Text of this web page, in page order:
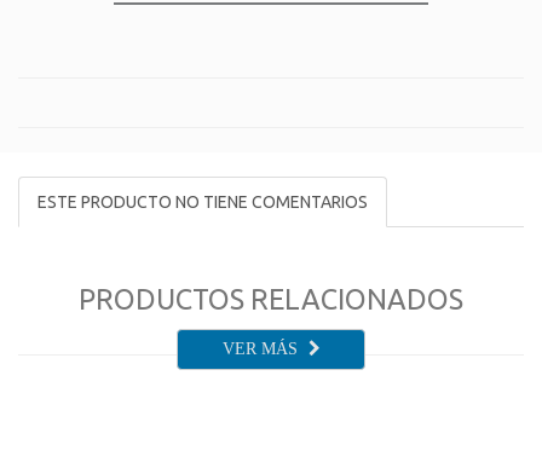
ESTE PRODUCTO NO TIENE COMENTARIOS
PRODUCTOS RELACIONADOS
VER MÁS